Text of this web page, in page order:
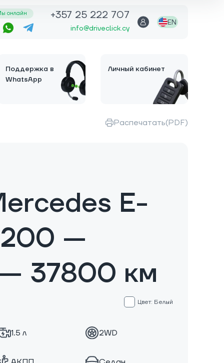
онлайн +357 25 222 707
info@driveclick.cy
EN
Поддержка в
WhatsApp
Личный кабинет
Распечатать(PDF)
E-
—
37800 км
Цвет: Белый
1.5 л 2WD